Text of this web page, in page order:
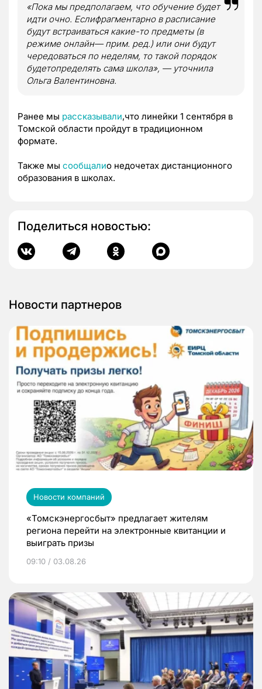
«Пока мы предполагаем, что обучение будет
идти очно. Еслифрагментарно в расписание
будут встраиваться какие-то предметы (в
режиме онлайн— прим. ред.) или они будут
чередоваться по неделям, то такой порядок
будетопределять сама школа», — уточнила
Ольга Валентиновна.
Ранее мы рассказывали,что линейки 1 сентября в
Томской области пройдут в традиционном
формате.
Также мы сообщалио недочетах дистанционного
образования в школах.
Поделиться новостью:
Новости партнеров
Новости компаний
«Томскэнергосбыт» предлагает жителям
региона перейти на электронные квитанции и
выиграть призы
09:10 / 03.08.26